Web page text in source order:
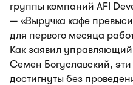
группы компаний AFI
— «Выручка кафе
для первого месяца
Как заявил
Семен Богуславский,
достигнуты без